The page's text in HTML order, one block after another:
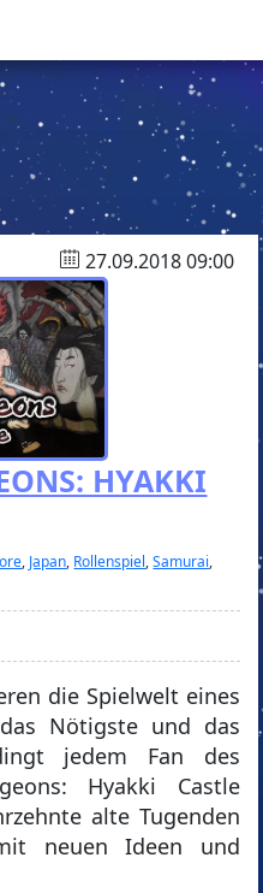
27.09.2018 09:00
HYAKKI
, Japan, Rollenspiel,Samurai,
die Spielwelt eines
Nötigste und das
jedem Fan des
Hyakki Castle
alte Tugenden
neuen Ideen und